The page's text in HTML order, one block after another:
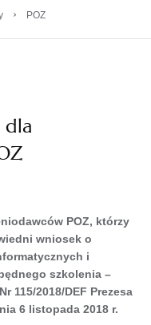
› POZ
dla
POZ, którzy
wniosek o
i
szkolenia –
115/2018/DEF Prezesa
6 listopada 2018 r.